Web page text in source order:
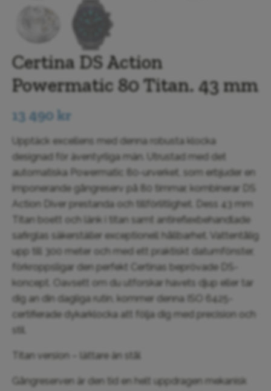
Certina DS Action
Powermatic 80 Titan. 43 mm
13 490 kr
Upptäck excellens med denna robusta klocka
designad för äventyrliga män. Utrustad med det
automatiska Powermatic 80-urverket, som erbjuder en
imponerande gångreserv på 80 timmar, kombinerar DS
Action Diver prestanda och tillförlitlighet. Dess 43 mm
Titan boett och länk i titan samt antireflexbehandlade
safirglas säkerställer exceptionell hållbarhet. Vattentålig
upp till 300 meter och med ett praktiskt datumfönster,
förkroppsligar den perfekt Certinas beprövade DS-
koncept. Oavsett om du utforskar havets djup eller tar
dig an din dagliga rutin, kommer denna ISO 6425-
certifierade dykarklocka att följa dig med precision och
stil.
Titan version – lättare än stål
Gångreserven är den tid en helt uppdragen mekanisk